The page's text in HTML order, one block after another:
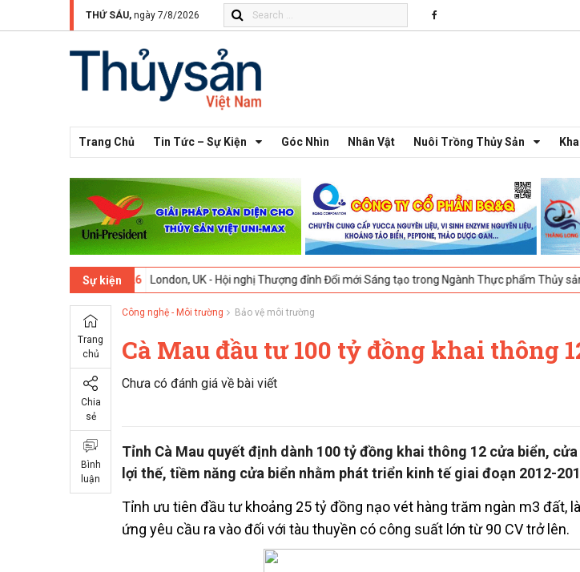
THỨ SÁU, ngày 7/8/2026
Trang Chủ Tin Tức – Sự Kiện Góc Nhìn Nhân Vật Nuôi Trồng Thủy Sản
Sự kiện
London, UK - Hội nghị Thượng đỉnh Đổi mới Sáng tạo trong Ngành Thực phẩm Thủy sản 2025 -08-
Trang
chủ
Chia
sẻ
Bình
luận
Công nghệ - Môi trường Bảo vệ môi trường
Cà Mau đầu tư 100 tỷ đồng khai thông
Chưa có đánh giá về bài viết
Tỉnh Cà Mau quyết định dành 100 tỷ đồng khai thông 12 cửa biển,
lợi thế, tiềm năng cửa biển nhằm phát triển kinh tế giai đoạn 2012-
Tỉnh ưu tiên đầu tư khoảng 25 tỷ đồng nạo vét hàng trăm ngàn m3 đất,
ứng yêu cầu ra vào đối với tàu thuyền có công suất lớn từ 90 CV trở lên.